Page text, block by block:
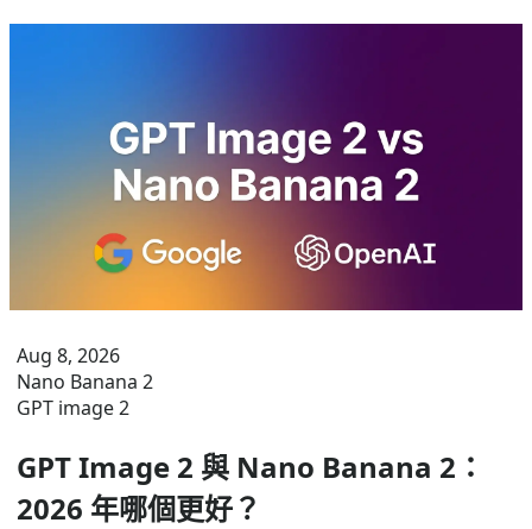
Aug 8, 2026
Nano Banana 2
GPT image 2
GPT Image 2 與 Nano Banana 2：
2026 年哪個更好？